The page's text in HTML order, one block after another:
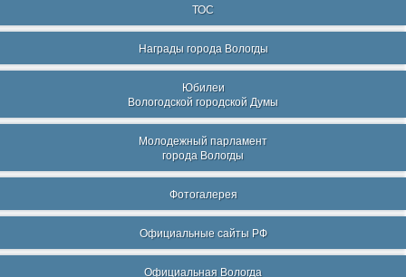
ТОС
Награды города Вологды
Юбилеи
Вологодской городской Думы
Молодежный парламент
города Вологды
Фотогалерея
Официальные сайты РФ
Официальная Вологда